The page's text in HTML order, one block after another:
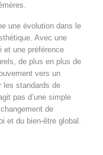
une évolution dans le
Avec une
et une préférence
de plus en plus de
vers un
les standards de
pas d’une simple
de
et du bien-être global.